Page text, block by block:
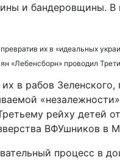
и
их в «идеальных
«Лебенсборн» проводил
в рабов
рейху детей
ВФУшников в
процесс в